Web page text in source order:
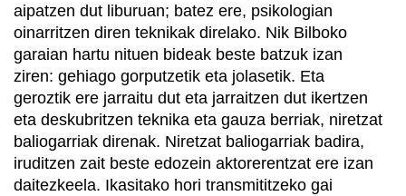
aipatzen dut liburuan; batez ere, psikologian
oinarritzen diren teknikak direlako. Nik Bilboko
garaian hartu nituen bideak beste batzuk izan
ziren: gehiago gorputzetik eta jolasetik. Eta
geroztik ere jarraitu dut eta jarraitzen dut ikertzen
eta deskubritzen teknika eta gauza berriak, niretzat
baliogarriak direnak. Niretzat baliogarriak badira,
iruditzen zait beste edozein aktorerentzat ere izan
daitezkeela. Ikasitako hori transmititzeko gai